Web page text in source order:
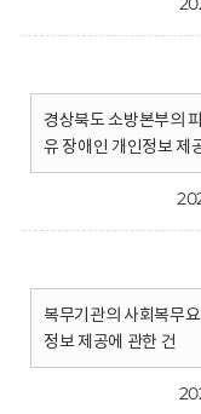
경상북도 소방본부의
유 장애인 개인정보 제
복무기관의 사회복무
정보 제공에 관한 건